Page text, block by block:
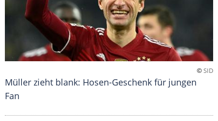
©SID
Müller zieht blank: Hosen-Geschenk für jungen
Fan